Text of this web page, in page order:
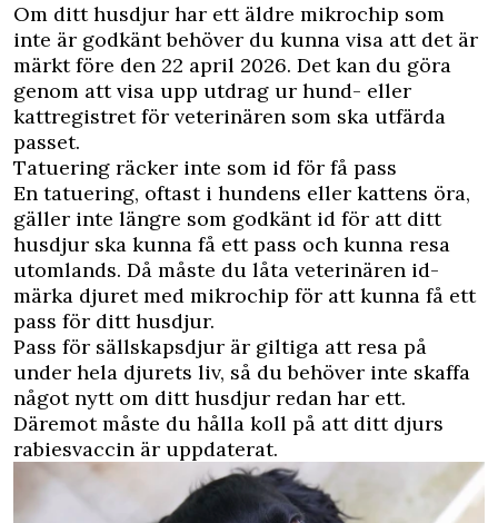
Om ditt husdjur har ett äldre mikrochip som
inte är godkänt behöver du kunna visa att det är
märkt före den 22 april 2026. Det kan du göra
genom att visa upp utdrag ur hund- eller
kattregistret för veterinären som ska utfärda
passet.
Tatuering räcker inte som id för få pass
En tatuering, oftast i hundens eller kattens öra,
gäller inte längre som godkänt id för att ditt
husdjur ska kunna få ett pass och kunna resa
utomlands. Då måste du låta veterinären id-
märka djuret med mikrochip för att kunna få ett
pass för ditt husdjur.
Pass för sällskapsdjur är giltiga att resa på
under hela djurets liv, så du behöver inte skaffa
något nytt om ditt husdjur redan har ett.
Däremot måste du hålla koll på att ditt djurs
rabiesvaccin är uppdaterat.